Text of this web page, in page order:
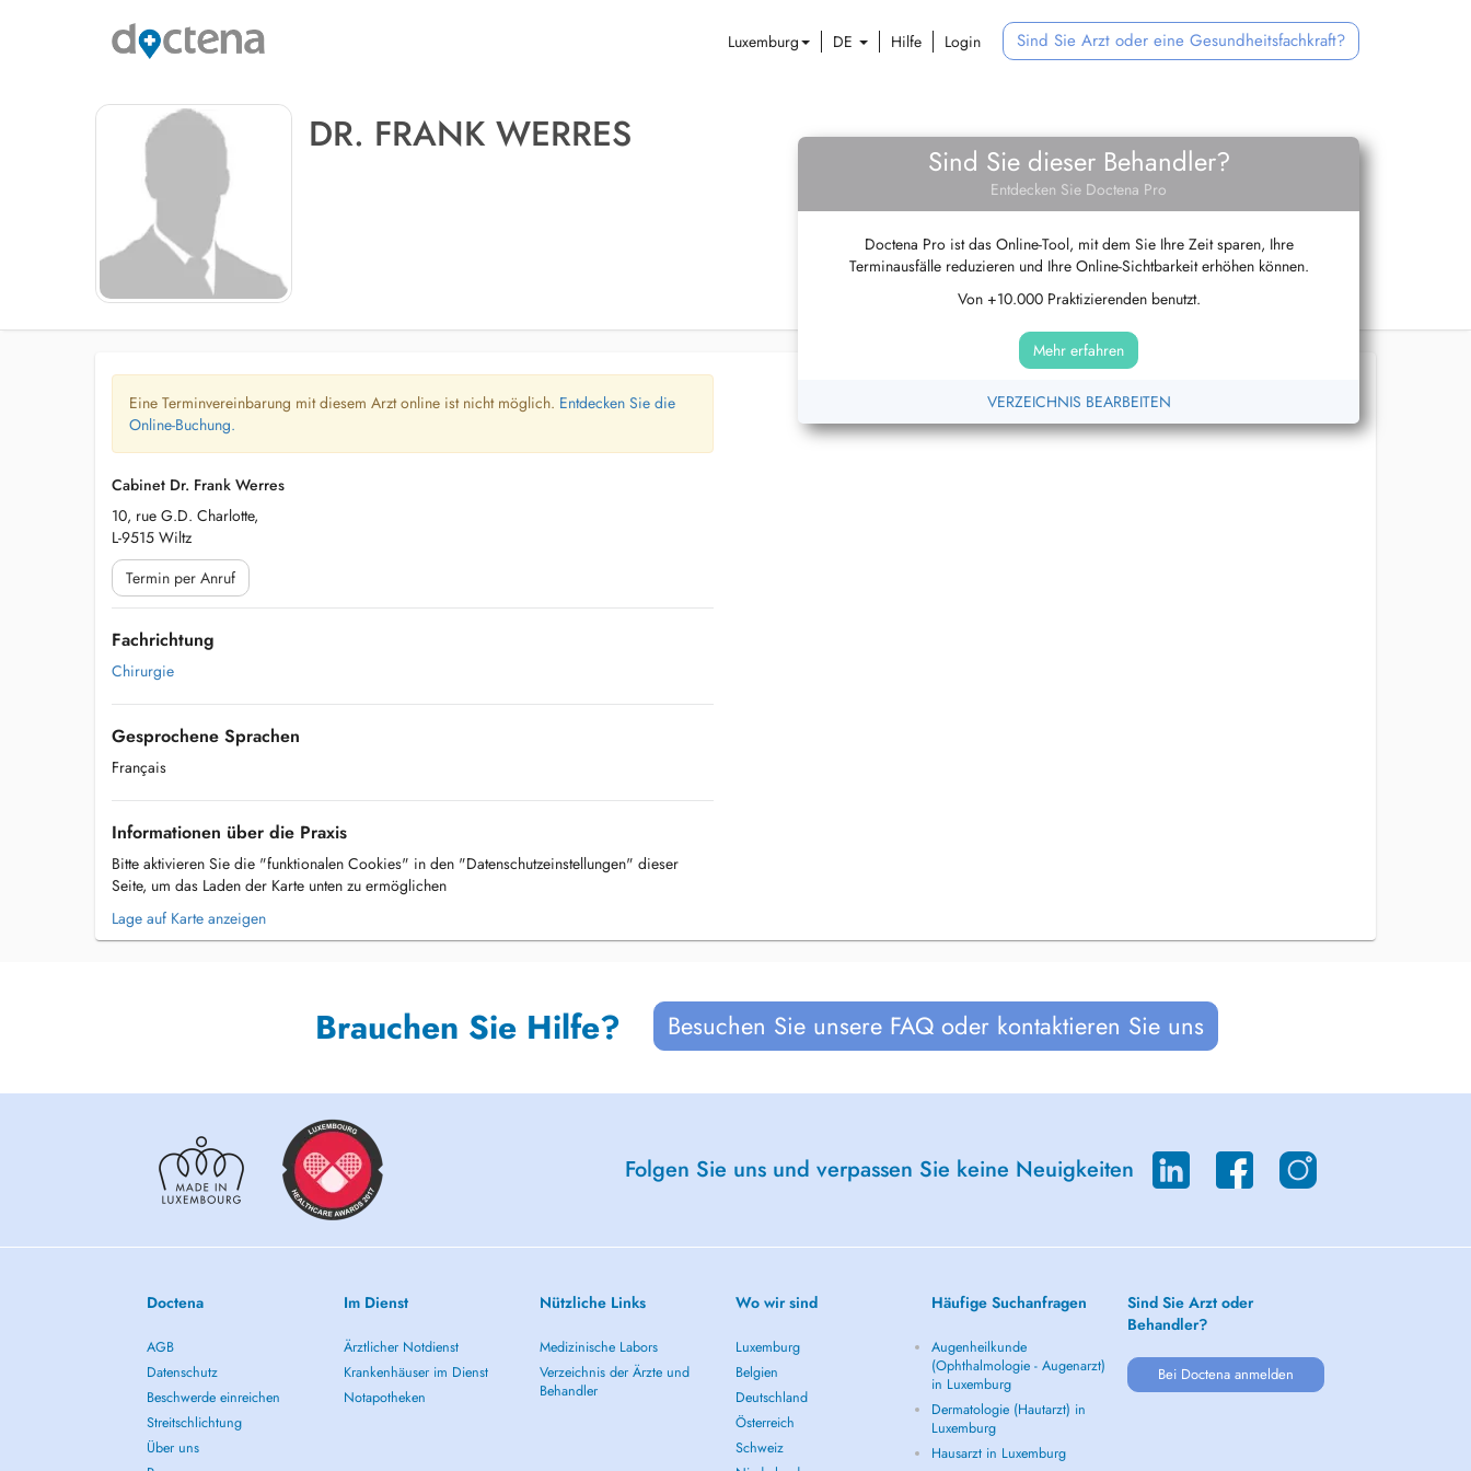
Luxemburg DE Hilfe Login Sind Sie Arzt oder eine Gesundheitsfachkraft?
DR. FRANK WERRES
Sind Sie dieser Behandler?
Entdecken Sie Doctena Pro
Doctena Pro ist das Online-Tool, mit dem Sie Ihre Zeit sparen, Ihre
Terminausfälle reduzieren und Ihre Online-Sichtbarkeit erhöhen können.
Von +10.000 Praktizierenden benutzt.
Mehr erfahren
VERZEICHNIS BEARBEITEN
Eine Terminvereinbarung mit diesem Arzt online ist nicht möglich. Entdecken Sie die
Online-Buchung.
Cabinet Dr. Frank Werres
10, rue G.D. Charlotte,
L-9515 Wiltz
Termin per Anruf
Fachrichtung
Chirurgie
Gesprochene Sprachen
Français
Informationen über die Praxis
Bitte aktivieren Sie die "funktionalen Cookies" in den "Datenschutzeinstellungen" dieser
Seite, um das Laden der Karte unten zu ermöglichen
Lage auf Karte anzeigen
Brauchen Sie Hilfe? Besuchen Sie unsere FAQ oder kontaktieren Sie uns
Folgen Sie uns und verpassen Sie keine Neuigkeiten
Doctena
AGB
Datenschutz
Beschwerde einreichen
Streitschlichtung
Über uns
Im Dienst
Ärztlicher Notdienst
Krankenhäuser im Dienst
Notapotheken
Nützliche Links
Medizinische Labors
Verzeichnis der Ärzte und
Behandler
Wo wir sind
Luxemburg
Belgien
Deutschland
Österreich
Schweiz
Häufige Suchanfragen
Augenheilkunde
(Ophthalmologie - Augenarzt)
in Luxemburg
Dermatologie (Hautarzt) in
Luxemburg
Hausarzt in Luxemburg
Sind Sie Arzt oder
Behandler?
Bei Doctena anmelden